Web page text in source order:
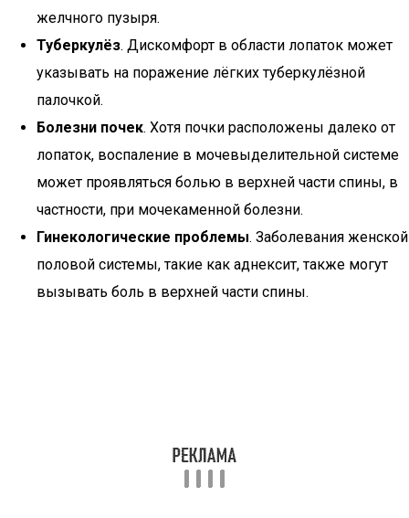
желчного пузыря.
Туберкулёз. Дискомфорт в области лопаток может
указывать на поражение лёгких туберкулёзной
палочкой.
Болезни почек. Хотя почки расположены далеко от
лопаток, воспаление в мочевыделительной системе
может проявляться болью в верхней части спины, в
частности, при мочекаменной болезни.
Гинекологические проблемы. Заболевания женской
половой системы, такие как аднексит, также могут
вызывать боль в верхней части спины.